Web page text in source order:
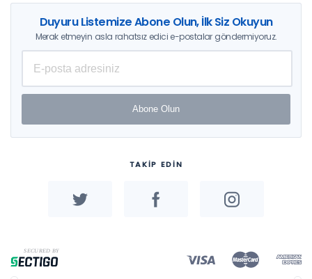
Duyuru Listemize Abone Olun, İlk Siz Okuyun
Merak etmeyin asla rahatsız edici e-postalar göndermiyoruz.
Abone Olun
TAKİP EDİN